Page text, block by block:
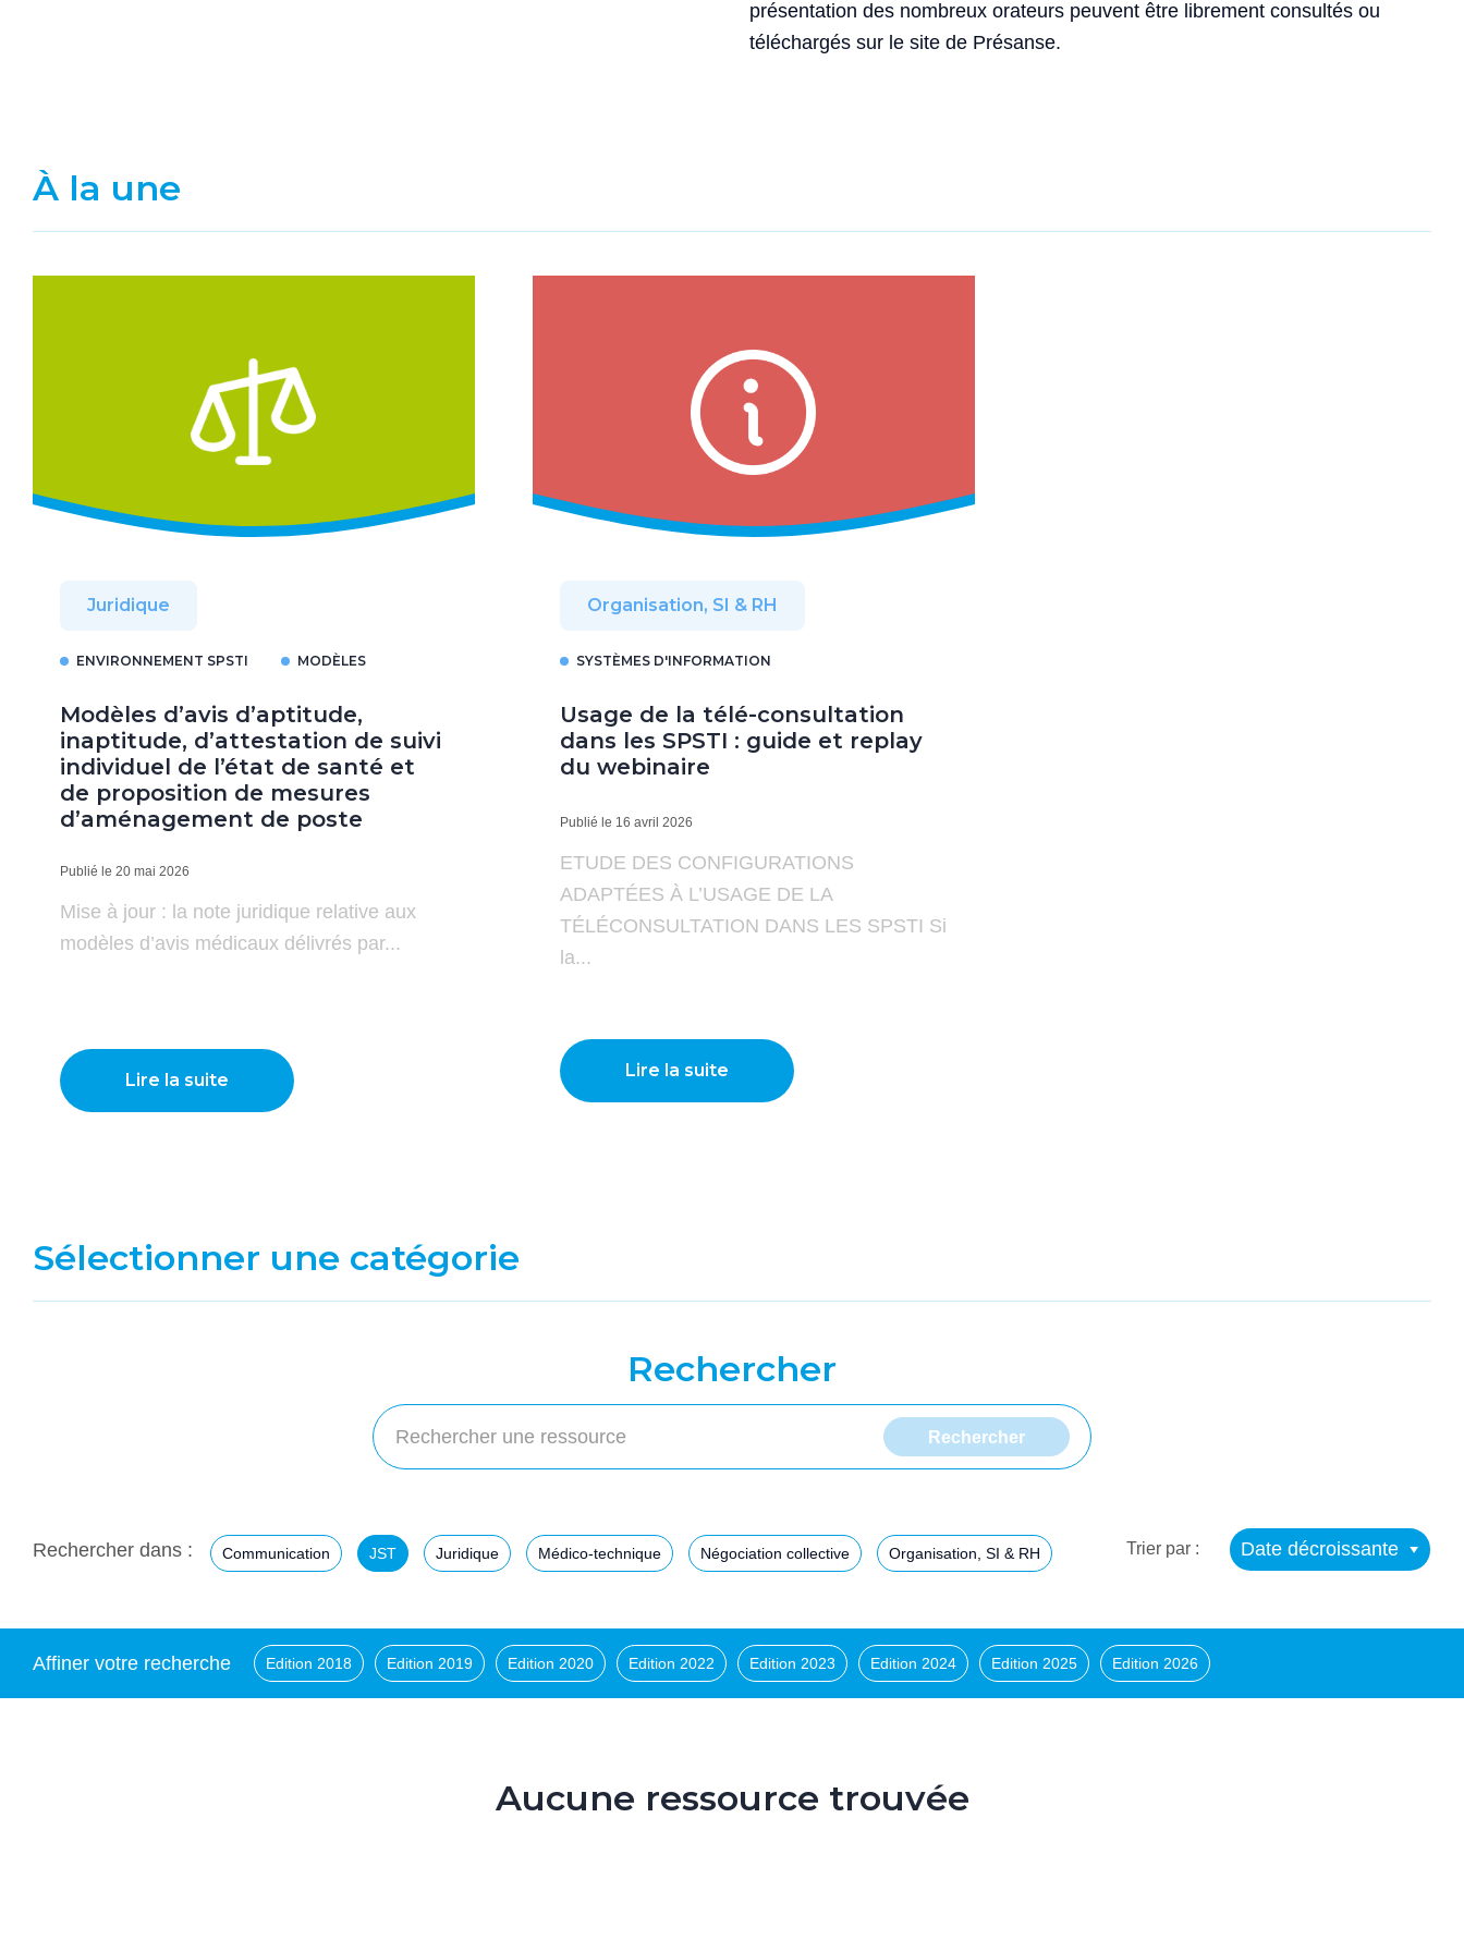
présentation des nombreux orateurs peuvent être librement consultés ou
téléchargés sur le site de Présanse.
À la une
Juridique
ENVIRONNEMENT SPSTI MODÈLES
Modèles d’avis d’aptitude,
inaptitude, d’attestation de suivi
individuel de l’état de santé et
de proposition de mesures
d’aménagement de poste
Publié le 20 mai 2026
Mise à jour : la note juridique relative aux
modèles d’avis médicaux délivrés par...
Lire la suite
Organisation, SI & RH
SYSTÈMES D'INFORMATION
Usage de la télé-consultation
dans les SPSTI : guide et replay
du webinaire
Publié le 16 avril 2026
ETUDE DES CONFIGURATIONS
ADAPTÉES À L’USAGE DE LA
TÉLÉCONSULTATION DANS LES SPSTI Si
la...
Lire la suite
Sélectionner une catégorie
Rechercher
Rechercher dans : Communication JST Juridique Médico-technique Négociation collective Organisation, SI & RH Trier par : Date décroissante
Affiner votre recherche Edition 2018 Edition 2019 Edition 2020 Edition 2022 Edition 2023 Edition 2024 Edition 2025 Edition 2026
Aucune ressource trouvée